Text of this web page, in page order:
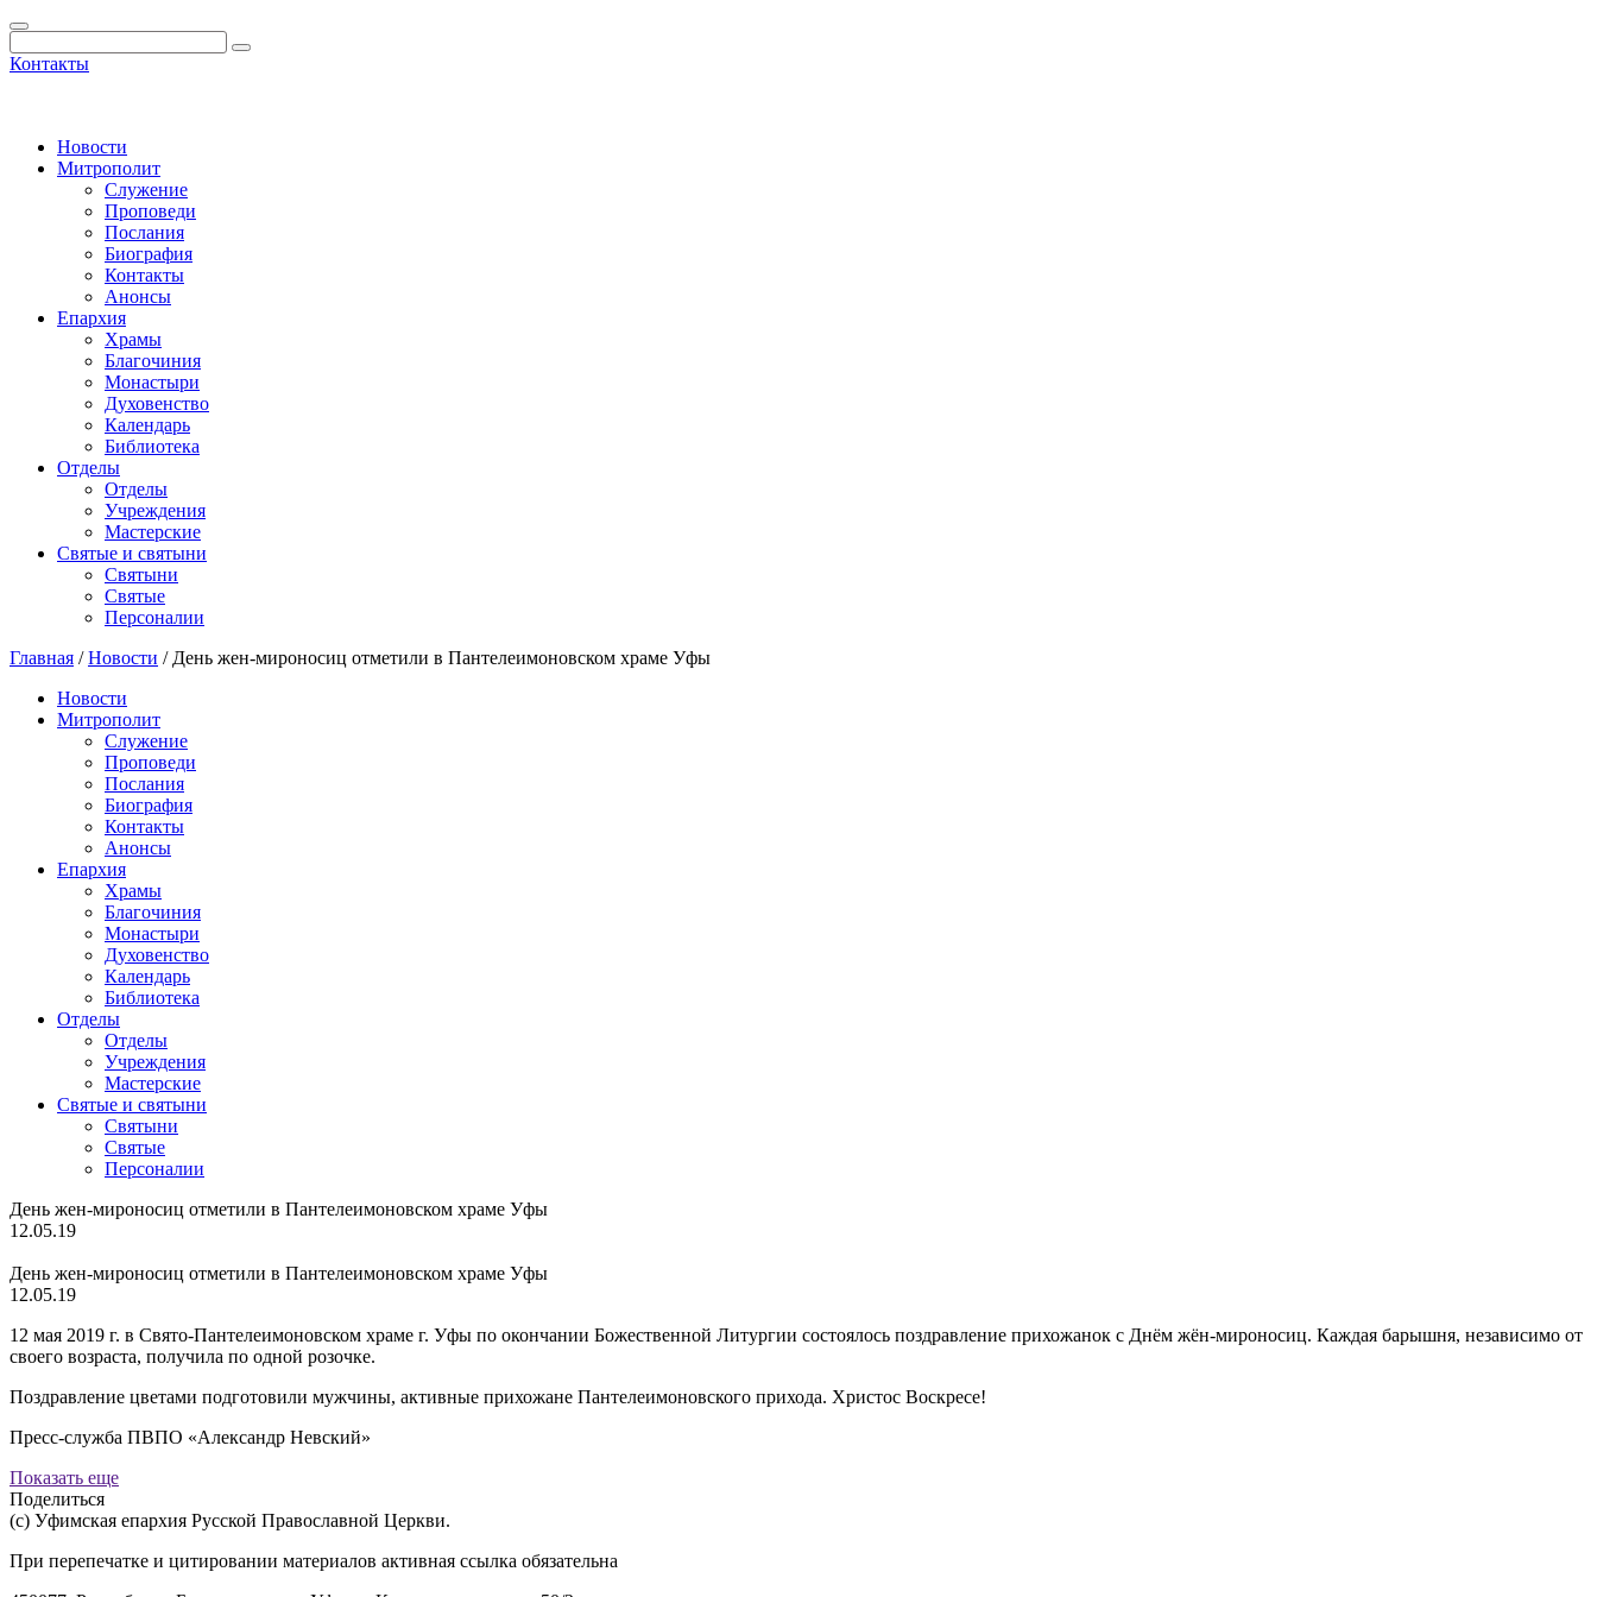
Контакты
Новости
Митрополит
Служение
Проповеди
Послания
Биография
Контакты
Анонсы
Епархия
Храмы
Благочиния
Монастыри
Духовенство
Календарь
Библиотека
Отделы
Отделы
Учреждения
Мастерские
Святые и святыни
Cвятыни
Cвятые
Персоналии
Главная /Новости / День жен-мироносиц отметили в Пантелеимоновском храме Уфы
Новости
Митрополит
Служение
Проповеди
Послания
Биография
Контакты
Анонсы
Епархия
Храмы
Благочиния
Монастыри
Духовенство
Календарь
Библиотека
Отделы
Отделы
Учреждения
Мастерские
Святые и святыни
Cвятыни
Cвятые
Персоналии
День жен-мироносиц отметили в Пантелеимоновском храме Уфы
12.05.19
День жен-мироносиц отметили в Пантелеимоновском храме Уфы
12.05.19
12 мая 2019 г. в Свято-Пантелеимоновском храме г. Уфы по окончании Божественной Литургии состоялось поздравление прихожанок с Днём жён-мироносиц. Каждая барышня, независимо от
своего возраста, получила по одной розочке.
Поздравление цветами подготовили мужчины, активные прихожане Пантелеимоновского прихода. Христос Воскресе!
Пресс-служба ПВПО «Александр Невский»
Показать еще
Поделиться
(с) Уфимская епархия Русской Православной Церкви.
При перепечатке и цитировании материалов активная ссылка обязательна